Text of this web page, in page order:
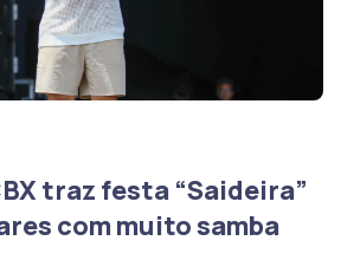
traz festa “Saideira”
com muito samba